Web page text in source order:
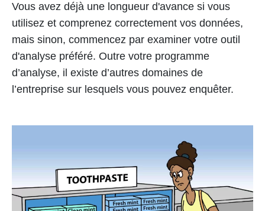
Vous avez déjà une longueur d'avance si vous
utilisez et comprenez correctement vos données,
mais sinon, commencez par examiner votre outil
d'analyse préféré. Outre votre programme
d’analyse, il existe d’autres domaines de
l’entreprise sur lesquels vous pouvez enquêter.